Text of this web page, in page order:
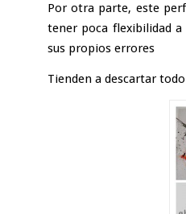
Por otra parte, este
tener poca flexibilidad
sus propios errores
Tienden a descartar